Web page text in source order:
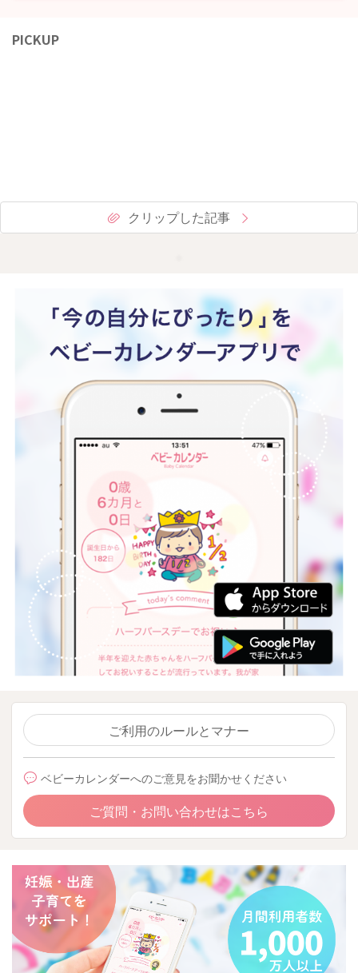
PICKUP
クリップした記事
ご利用のルールとマナー
ベビーカレンダーへのご意見をお聞かせください
ご質問・お問い合わせはこちら